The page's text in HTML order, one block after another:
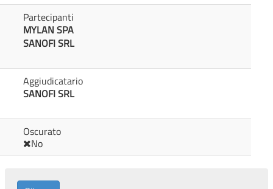
Partecipanti
MYLAN SPA
SANOFI SRL
Aggiudicatario
SANOFI SRL
Oscurato
No